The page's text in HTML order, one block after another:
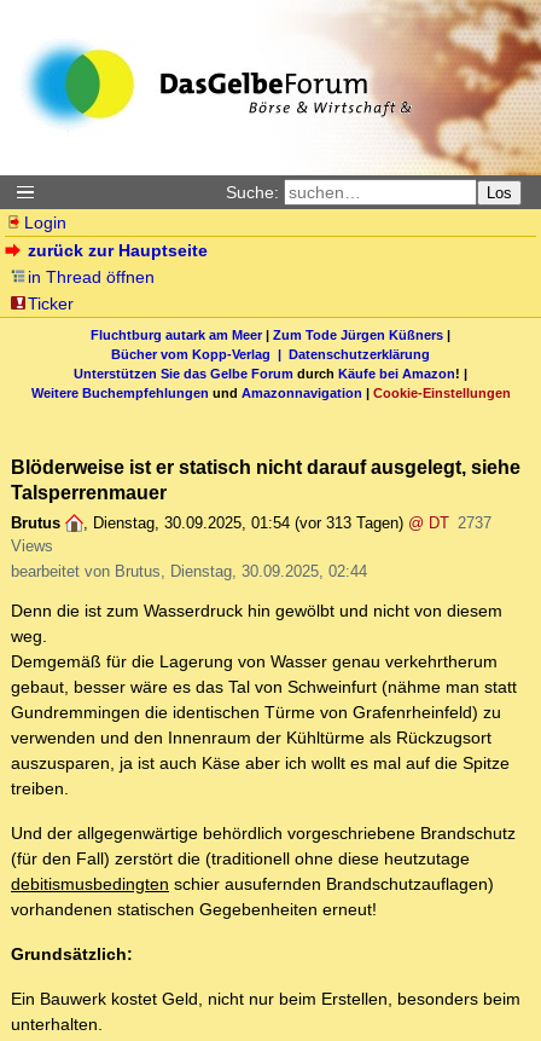
Suche: Los
Login
zurück zur Hauptseite
in Thread öffnen
Ticker
Fluchtburg autark am Meer| Zum Tode Jürgen Küßners |
Bücher vom Kopp-Verlag | Datenschutzerklärung
Unterstützen Sie das Gelbe Forum durch Käufe bei Amazon! |
Weitere Buchempfehlungen und Amazonnavigation | Cookie-Einstellungen
Blöderweise ist er statisch nicht darauf ausgelegt, siehe
Talsperrenmauer
Brutus , Dienstag, 30.09.2025, 01:54 (vor 313 Tagen) @ DT 2737
Views
bearbeitet von Brutus, Dienstag, 30.09.2025, 02:44
Denn die ist zum Wasserdruck hin gewölbt und nicht von diesem
weg.
Demgemäß für die Lagerung von Wasser genau verkehrtherum
gebaut, besser wäre es das Tal von Schweinfurt (nähme man statt
Gundremmingen die identischen Türme von Grafenrheinfeld) zu
verwenden und den Innenraum der Kühltürme als Rückzugsort
auszusparen, ja ist auch Käse aber ich wollt es mal auf die Spitze
treiben.
Und der allgegenwärtige behördlich vorgeschriebene Brandschutz
(für den Fall) zerstört die (traditionell ohne diese heutzutage
debitismusbedingten schier ausufernden Brandschutzauflagen)
vorhandenen statischen Gegebenheiten erneut!
Grundsätzlich:
Ein Bauwerk kostet Geld, nicht nur beim Erstellen, besonders beim
unterhalten.